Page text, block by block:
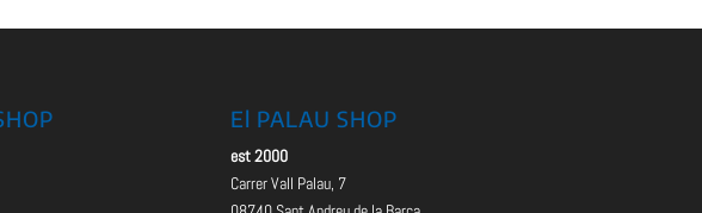
El PALAU SHOP
est 2000
Carrer Vall Palau, 7